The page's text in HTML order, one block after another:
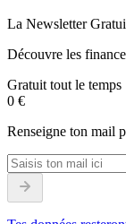
La Newsletter
Découvre les
Gratuit tout le temps
0 €
Renseigne ton mail